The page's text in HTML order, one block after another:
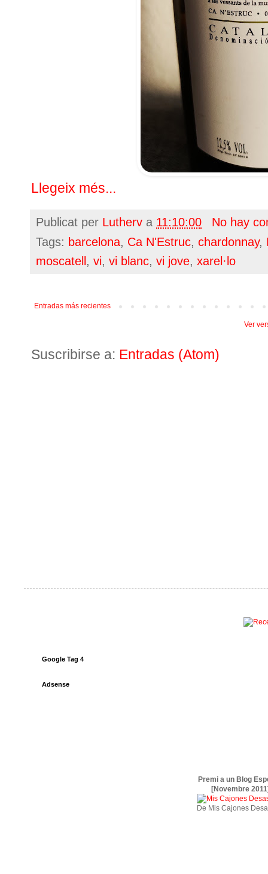
Llegeix més...
Publicat per Lutherv a 11:10:00
No hay
Tags: barcelona, Ca N'Estruc, chardonnay,
moscatell , vi, vi blanc, vi jove, xarel·lo
Entradas más recientes
Ver
Suscribirse a: Entradas (Atom)
Google Tag 4
Adsense
Premi a un Blog
[Novembre
De Mis Cajones